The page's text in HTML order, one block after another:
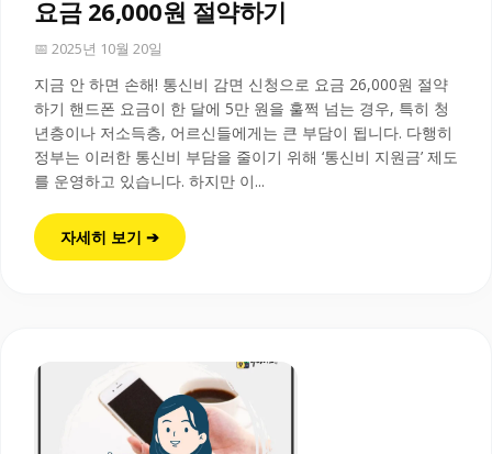
요금 26,000원 절약하기
📅 2025년 10월 20일
지금 안 하면 손해! 통신비 감면 신청으로 요금 26,000원 절약
하기 핸드폰 요금이 한 달에 5만 원을 훌쩍 넘는 경우, 특히 청
년층이나 저소득층, 어르신들에게는 큰 부담이 됩니다. 다행히
정부는 이러한 통신비 부담을 줄이기 위해 ‘통신비 지원금’ 제도
를 운영하고 있습니다. 하지만 이...
자세히 보기 ➔